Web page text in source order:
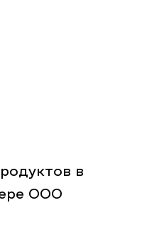
в
ООО